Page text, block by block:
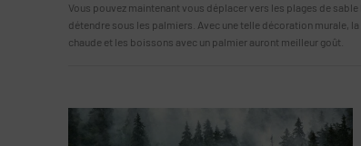
Vous pouvez maintenant vous déplacer vers les plages de
détendre sous les palmiers. Avec une telle décoration murale,
chaude et les boissons avec un palmier auront meilleur goût.